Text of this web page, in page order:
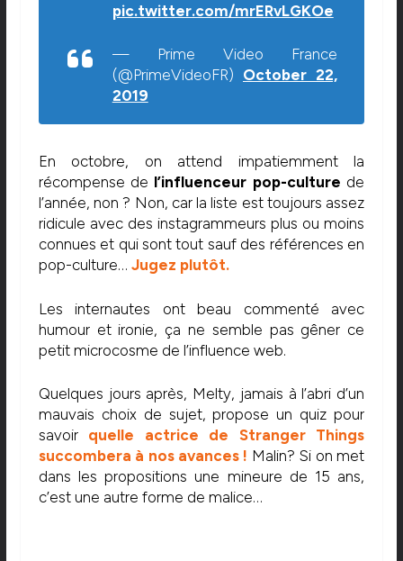
pic.twitter.com/mrERvLGKOe
— Prime Video France
(@PrimeVideoFR) October 22,
2019
En octobre, on attend impatiemment la
récompense de l’influenceur pop-culture de
l’année, non ? Non, car la liste est toujours assez
ridicule avec des instagrammeurs plus ou moins
connues et qui sont tout sauf des références en
pop-culture… Jugez plutôt.
Les internautes ont beau commenté avec
humour et ironie, ça ne semble pas gêner ce
petit microcosme de l’influence web.
Quelques jours après, Melty, jamais à l’abri d’un
mauvais choix de sujet, propose un quiz pour
savoir quelle actrice de Stranger Things
succombera à nos avances ! Malin? Si on met
dans les propositions une mineure de 15 ans,
c’est une autre forme de malice…